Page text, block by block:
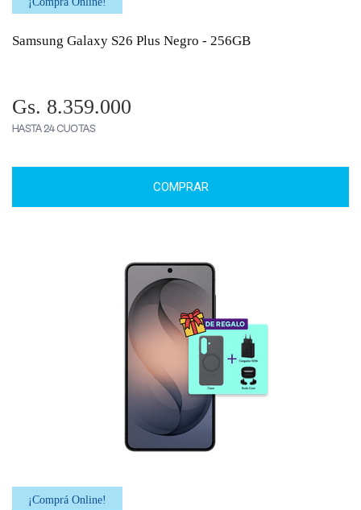
Samsung Galaxy S26 Plus Negro - 256GB
Gs. 8.359.000
HASTA 24 CUOTAS
COMPRAR
¡Comprá Online!